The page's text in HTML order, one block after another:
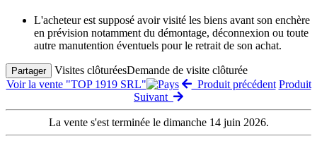
L'acheteur est supposé avoir visité les biens avant son enchère
en prévision notamment du démontage, déconnexion ou toute
autre manutention éventuels pour le retrait de son achat.
Partager Visites clôturéesDemande de visite clôturée
Voir la vente "TOP 1919 SRL"
Produit précédent Produit
Suivant
La vente s'est terminée le dimanche 14 juin 2026.